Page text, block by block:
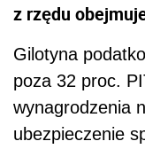
z rzędu
Gilotyna
poza 32 proc.
wynagrodzenia
ubezpieczenie